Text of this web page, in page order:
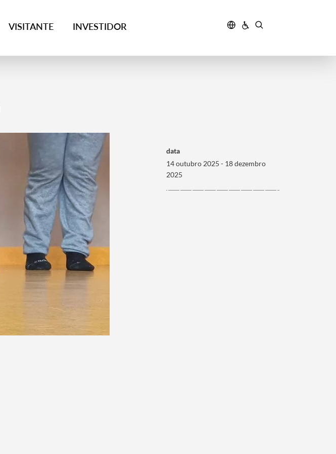
VISITANTE INVESTIDOR
data
14 outubro 2025 - 18 dezembro
2025